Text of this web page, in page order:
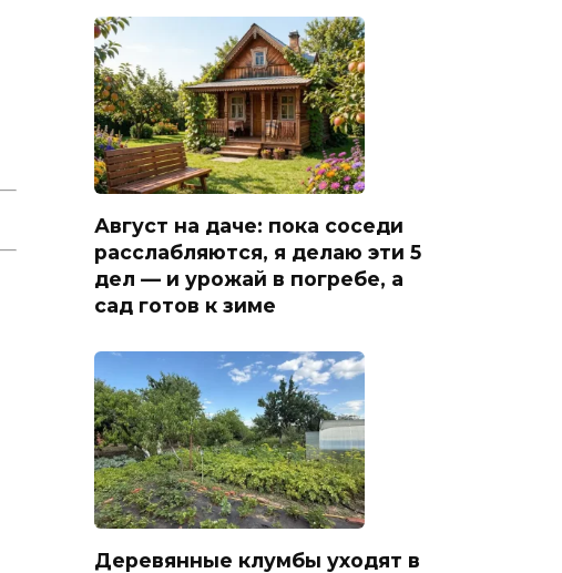
Август на даче: пока соседи
расслабляются, я делаю эти 5
дел — и урожай в погребе, а
сад готов к зиме
Деревянные клумбы уходят в